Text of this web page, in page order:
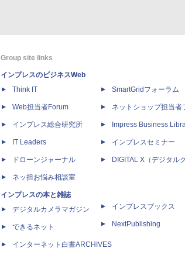
Group site links
インプレスのビジネスWeb
Think IT
Web担当者Forum
インプレス総合研究所
IT Leaders
ドローンジャーナル
ネッ担お悩み相談室
インプレスの本と雑誌
デジタルカメラマガジン
できるネット
インターネット白書ARCHIVES
SmartGridフォーラム
ネットショップ担当者
Impress Business
インプレスセミナー
DIGITAL X（デジタル
インプレスブックス
NextPublishing